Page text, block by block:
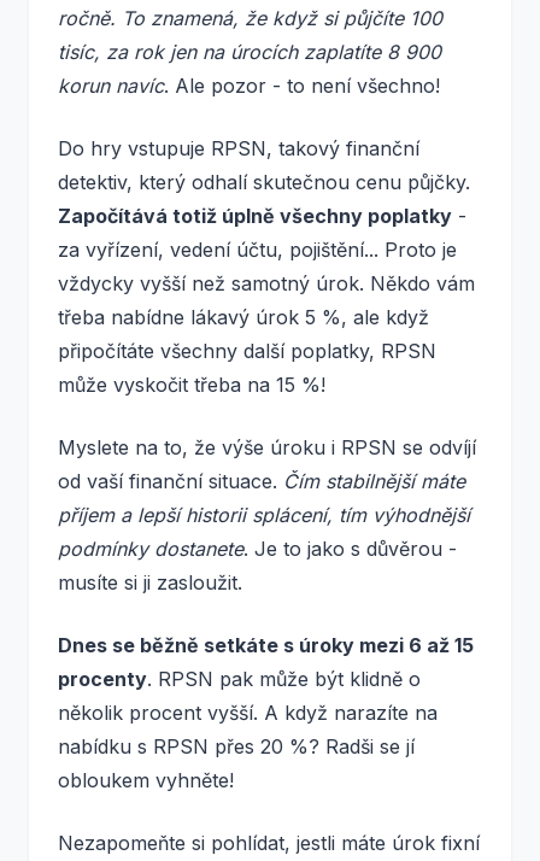
ročně. To znamená, že když si půjčíte 100
tisíc, za rok jen na úrocích zaplatíte 8 900
korun navíc. Ale pozor - to není všechno!
Do hry vstupuje RPSN, takový finanční
detektiv, který odhalí skutečnou cenu půjčky.
Započítává totiž úplně všechny poplatky -
za vyřízení, vedení účtu, pojištění... Proto je
vždycky vyšší než samotný úrok. Někdo vám
třeba nabídne lákavý úrok 5 %, ale když
připočítáte všechny další poplatky, RPSN
může vyskočit třeba na 15 %!
Myslete na to, že výše úroku i RPSN se odvíjí
od vaší finanční situace. Čím stabilnější máte
příjem a lepší historii splácení, tím výhodnější
podmínky dostanete. Je to jako s důvěrou -
musíte si ji zasloužit.
Dnes se běžně setkáte s úroky mezi 6 až 15
procenty. RPSN pak může být klidně o
několik procent vyšší. A když narazíte na
nabídku s RPSN přes 20 %? Radši se jí
obloukem vyhněte!
Nezapomeňte si pohlídat, jestli máte úrok fixní